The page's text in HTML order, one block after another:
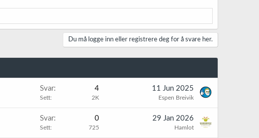
Du må logge inn eller registrere deg for å svare her.
Svar 4
Sett 2K
11 Jun 2025
Espen Breivik
Svar 0
Sett 725
29 Jan 2026
Hamlot